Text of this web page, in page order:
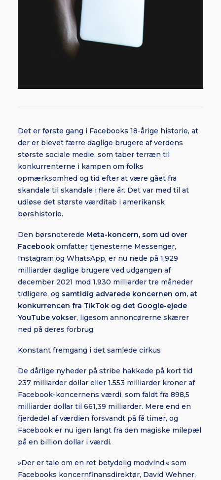
Det er første gang i Facebooks 18-årige historie, at
der er blevet færre daglige brugere af verdens
største sociale medie, som taber terræn til
konkurrenterne i kampen om folks
opmærksomhed og tid efter at være gået fra
skandale til skandale i flere år. Det var med til at
udløse det største værditab i amerikansk
børshistorie.
Den børsnoterede Meta-koncern, som ud over
Facebook omfatter tjenesterne Messenger,
Instagram og WhatsApp, er nu nede på 1.929
milliarder daglige brugere ved udgangen af
december 2021 mod 1.930 milliarder tre måneder
tidligere, og samtidig advarede koncernen om, at
konkurrencen fra TikTok og det Google-ejede
YouTube vokser, ligesom annoncørerne skærer
ned på deres forbrug.
Konstant fremgang i det samlede cirkus
De dårlige nyheder på stribe hakkede på kort tid
237 milliarder dollar eller 1.553 milliarder kroner af
Facebook-koncernens værdi, som faldt fra 898,5
milliarder dollar til 661,39 milliarder. Mere end en
fjerdedel af værdien forsvandt på få timer, og
Facebook er nu igen langt fra den magiske milepæl
på en billion dollar i værdi.
»Der er tale om en ret betydelig modvind,« som
Facebooks koncernfinansdirektør, David Wehner,